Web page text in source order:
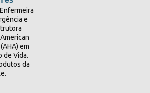
e
em
de Vida.
da